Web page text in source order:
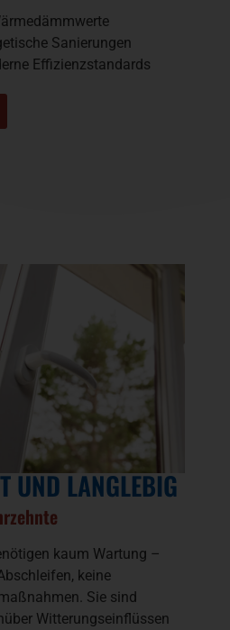
Sanierungen
Effizienzstandards
UND LANGLEBIG
kaum Wartung –
keine
Sie sind
Witterungseinflüssen